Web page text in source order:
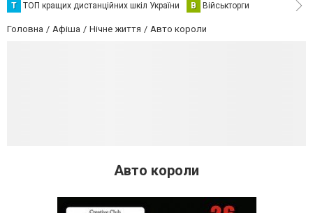
Т ТОП кращих дистанційних шкіл України В Військторги
Головна Афіша Нічне життя Авто короли
Авто короли